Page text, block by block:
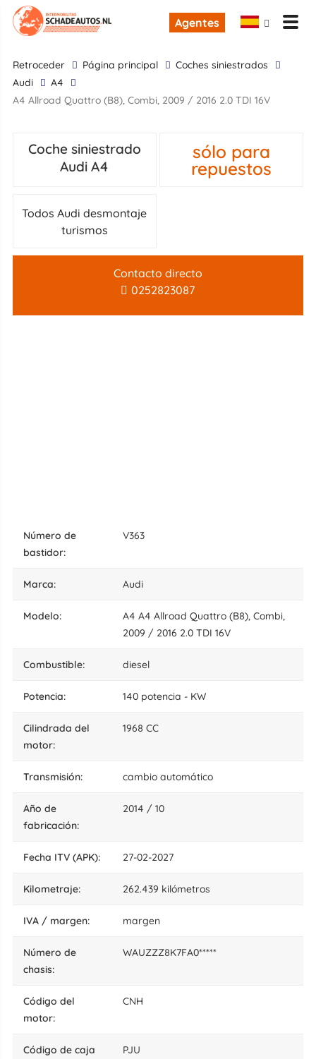
Agentes
retroceder Página principal
Coches siniestrados
Audi
A4
A4 Allroad Quattro (B8), Combi, 2009 / 2016 2.0 TDI 16V
Coche siniestrado
Audi A4
sólo para
repuestos
Todos Audi desmontaje
turismos
Contacto directo
0252823087
número de
bastidor:
V363
marca: Audi
modelo:
A4 A4 Allroad Quattro (B8), Combi,
2009 / 2016 2.0 TDI 16V
combustible: diesel
potencia: 140 potencia - KW
cilindrada del
motor:
1968 CC
transmisión: cambio automático
año de
fabricación:
2014 / 10
fecha ITV (APK): 27-02-2027
kilometraje: 262.439 kilómetros
IVA / margen: margen
número de
chasis:
WAUZZZ8K7FA0*****
código del
motor:
CNH
código de caja
PJU